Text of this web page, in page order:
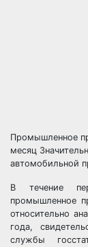
Промышленное
месяц
автомобильной
В течение
промышленное
относительно
года,
службы